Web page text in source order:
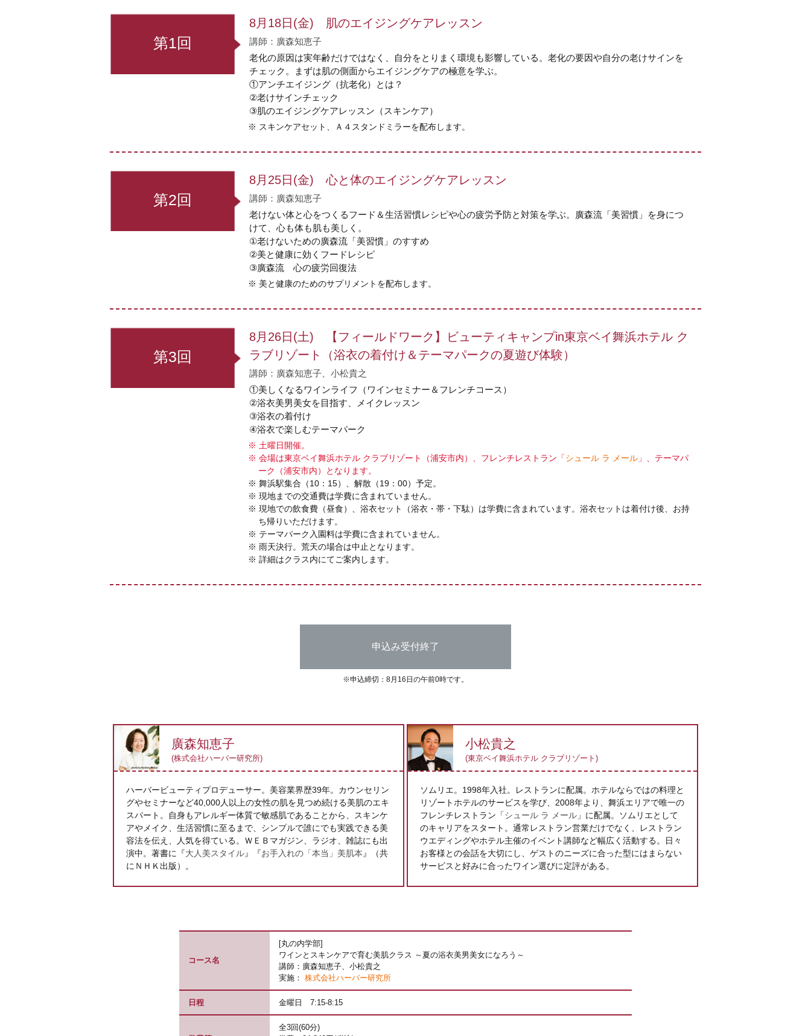
第1回
8月18日(金) 肌のエイジングケアレッスン
講師：廣森知恵子
老化の原因は実年齢だけではなく、自分をとりまく環境も影響している。老化の要因や自分の老けサインを
チェック。まずは肌の側面からエイジングケアの極意を学ぶ。
①アンチエイジング（抗老化）とは？
②老けサインチェック
③肌のエイジングケアレッスン（スキンケア）
スキンケアセット、Ａ４スタンドミラーを配布します。
第2回
8月25日(金) 心と体のエイジングケアレッスン
講師：廣森知恵子
老けない体と心をつくるフード＆生活習慣レシピや心の疲労予防と対策を学ぶ。廣森流「美習慣」を身につ
けて、心も体も肌も美しく。
①老けないための廣森流「美習慣」のすすめ
②美と健康に効くフードレシピ
③廣森流 心の疲労回復法
美と健康のためのサプリメントを配布します。
第3回
8月26日(土) 【フィールドワーク】ビューティキャンプin東京ベイ舞浜ホテル ク
ラブリゾート（浴衣の着付け＆テーマパークの夏遊び体験）
講師：廣森知恵子、小松貴之
①美しくなるワインライフ（ワインセミナー＆フレンチコース）
②浴衣美男美女を目指す、メイクレッスン
③浴衣の着付け
④浴衣で楽しむテーマパーク
土曜日開催。
会場は東京ベイ舞浜ホテル クラブリゾート（浦安市内）、フレンチレストラン「シュール ラ メール 」、テーマパ
ーク（浦安市内）となります。
舞浜駅集合（10：15）、解散（19：00）予定。
現地までの交通費は学費に含まれていません。
現地での飲食費（昼食）、浴衣セット（浴衣・帯・下駄）は学費に含まれています。浴衣セットは着付け後、お持
ち帰りいただけます。
テーマパーク入園料は学費に含まれていません。
雨天決行。荒天の場合は中止となります。
詳細はクラス内にてご案内します。
申込み受付終了
※申込締切：8月16日の午前0時です。
廣森知恵子
(株式会社ハーバー研究所)
ハーバービューティプロデューサー。美容業界歴39年。カウンセリン
グやセミナーなど40,000人以上の女性の肌を見つめ続ける美肌のエキ
スパート。自身もアレルギー体質で敏感肌であることから、スキンケ
アやメイク、生活習慣に至るまで、シンプルで誰にでも実践できる美
容法を伝え、人気を得ている。ＷＥＢマガジン、ラジオ、雑誌にも出
演中。著書に『大人美スタイル』『お手入れの「本当」美肌本 』（共
にＮＨＫ出版）。
小松貴之
(東京ベイ舞浜ホテル クラブリゾート)
ソムリエ。1998年入社。レストランに配属。ホテルならではの料理と
リゾートホテルのサービスを学び、2008年より、舞浜エリアで唯一の
フレンチレストラン「シュール ラ メール 」に配属。ソムリエとして
のキャリアをスタート。通常レストラン営業だけでなく、レストラン
ウエディングやホテル主催のイベント講師など幅広く活動する。日々
お客様との会話を大切にし、ゲストのニーズに合った型にはまらない
サービスと好みに合ったワイン選びに定評がある。
コース名
[丸の内学部]
ワインとスキンケアで育む美肌クラス ～夏の浴衣美男美女になろう～
講師：廣森知恵子、小松貴之
実施： 株式会社ハーバー研究所
日程 金曜日 7:15-8:15
全3回(60分)